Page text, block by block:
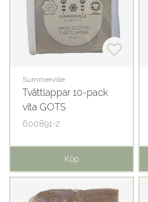
Summerville
Tvättlappar 10-pack
vita GOTS
600891-2
Köp